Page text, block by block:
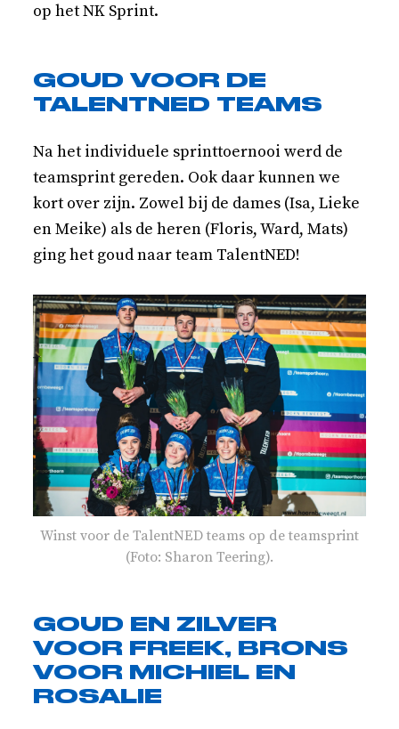
op het NK Sprint.
GOUD VOOR DE
TALENTNED TEAMS
Na het individuele sprinttoernooi werd de
teamsprint gereden. Ook daar kunnen we
kort over zijn. Zowel bij de dames (Isa, Lieke
en Meike) als de heren (Floris, Ward, Mats)
ging het goud naar team TalentNED!
Winst voor de TalentNED teams op de teamsprint
(Foto: Sharon Teering).
GOUD EN ZILVER
VOOR FREEK, BRONS
VOOR MICHIEL EN
ROSALIE